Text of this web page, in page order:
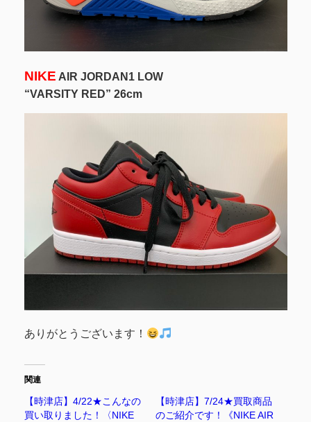
NIKE AIR JORDAN1 LOW
“VARSITY RED” 26cm
ありがとうございます！
関連
【時津店】4/22★こんなの
買い取りました！〈NIKE
【時津店】7/24★買取商品
のご紹介です！《NIKE AIR